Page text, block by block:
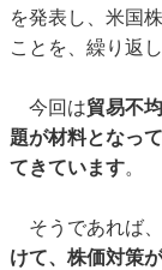
を発表し、米国
ことを、繰り返
今回は貿易不
題が材料となっ
てきています。
そうであれば、
けて、株価対策